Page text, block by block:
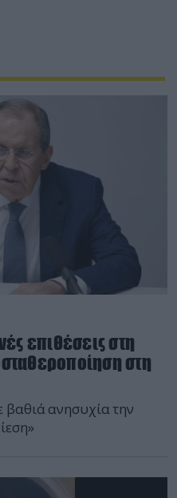
επιθέσεις στη
στη
ανησυχία την